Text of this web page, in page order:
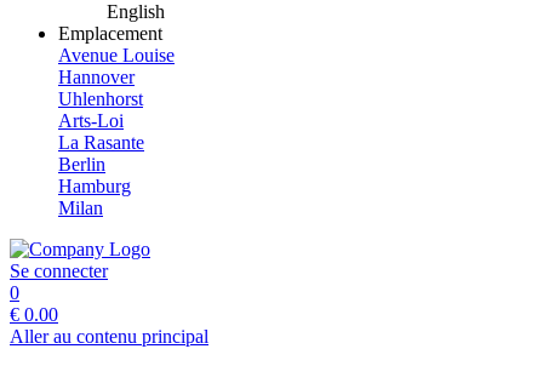
English
Emplacement
Avenue Louise
Hannover
Uhlenhorst
Arts-Loi
La Rasante
Berlin
Hamburg
Milan
Se connecter
0
€ 0.00
Aller au contenu principal